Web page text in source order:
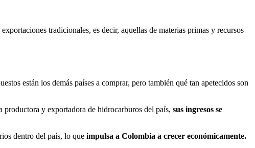
tradicionales, es decir, aquellas de materias primas y recursos
están los demás países a comprar, pero también qué tan apetecidos son
productora y exportadora de hidrocarburos del país, sus ingresos se
dentro del país, lo que impulsa a Colombia a crecer económicamente.